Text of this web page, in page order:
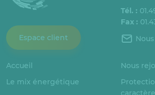
Espace client
Tél. :
Fax :
Accueil
Le mix énergétique
Nous